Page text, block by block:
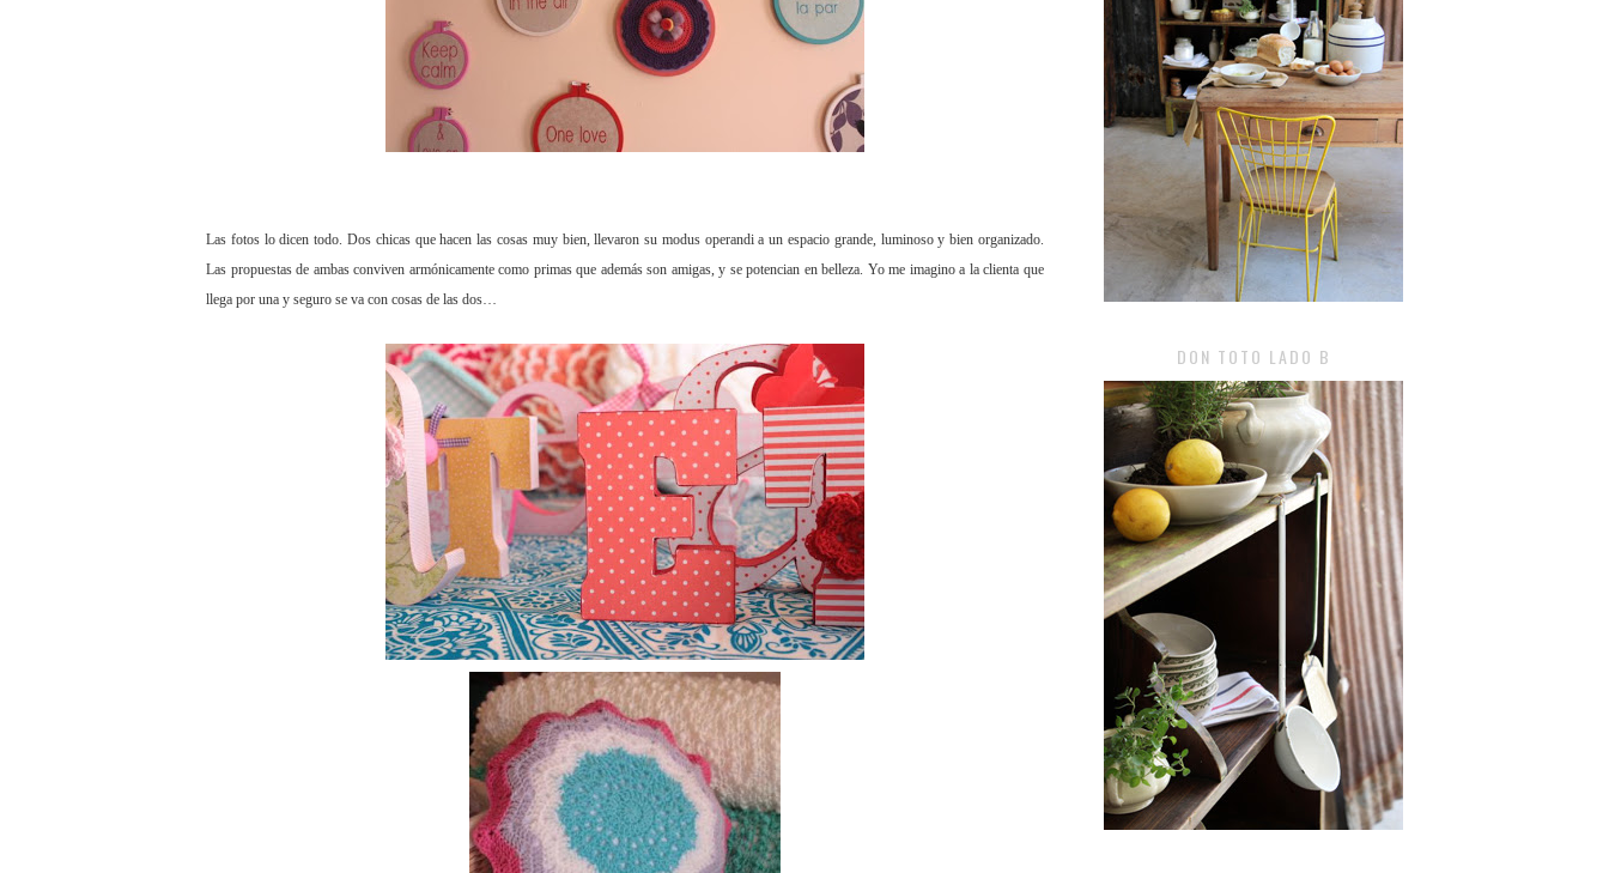
Las fotos lo dicen todo. Dos chicas que hacen las cosas muy bien, llevaron su modus operandi a un espacio grande, luminoso y bien organizado.
Las propuestas de ambas conviven armónicamente como primas que además son amigas, y se potencian en belleza. Yo me imagino a la clienta que
llega por una y seguro se va con cosas de las dos…
DON TOTO LADO B